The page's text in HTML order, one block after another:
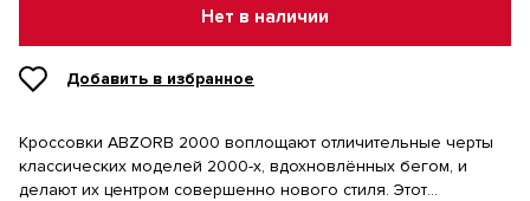
Нет в наличии
Добавить в избранное
Кроссовки ABZORB 2000 воплощают отличительные черты
классических моделей 2000-х, вдохновлённых бегом, и
делают их центром совершенно нового стиля. Этот